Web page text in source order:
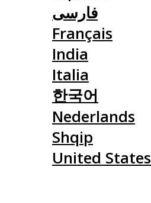
فارسی
Français
India
Italia
한국어
Nederlands
Shqip
United States